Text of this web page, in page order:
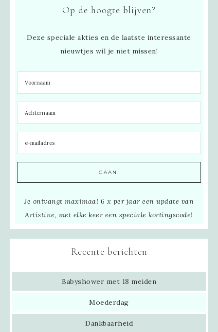
Op de hoogte blijven?
Deze speciale akties en de laatste interessante
nieuwtjes wil je niet missen!
Je ontvangt maximaal 6 x per jaar een update van
Artistine, met elke keer een speciale kortingscode!
Recente berichten
Babyshower met 18 meiden
Moederdag
Dankbaarheid